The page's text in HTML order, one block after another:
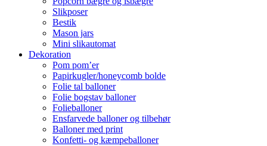
Slikposer
Bestik
Mason jars
Mini slikautomat
Dekoration
Pom pom’er
Papirkugler/honeycomb bolde
Folie tal balloner
Folie bogstav balloner
Folieballoner
Ensfarvede balloner og tilbehør
Balloner med print
Konfetti- og kæmpeballoner